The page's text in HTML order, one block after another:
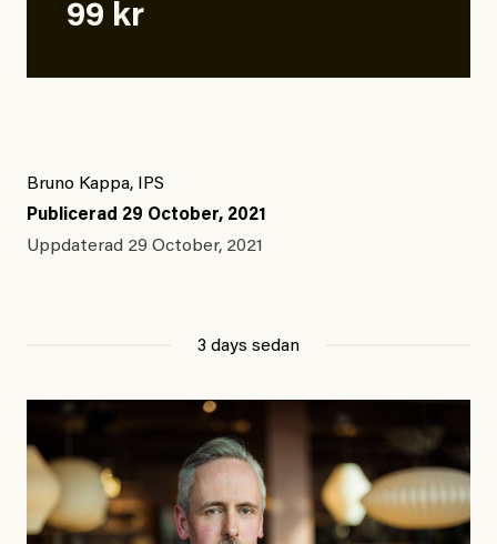
99 kr
Bruno Kappa, IPS
Publicerad 29 October, 2021
Uppdaterad 29 October, 2021
3 days sedan